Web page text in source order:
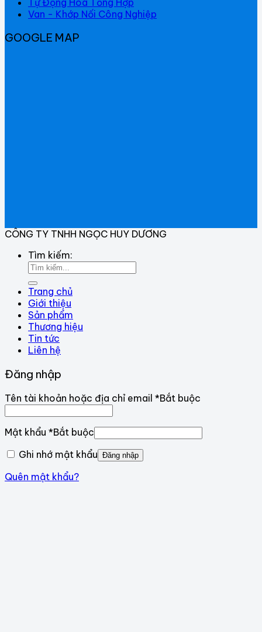
Van - Khớp Nối Công Nghiệp
GOOGLE MAP
CÔNG TY TNHH NGỌC HUY DƯƠNG
Tìm kiếm:
Trang chủ
Giới thiệu
Sản phẩm
Thương hiệu
Tin tức
Liên hệ
Đăng nhập
Tên tài khoản hoặc địa chỉ email *Bắt buộc
Mật khẩu *Bắt buộc
Ghi nhớ mật khẩu Đăng nhập
Quên mật khẩu?